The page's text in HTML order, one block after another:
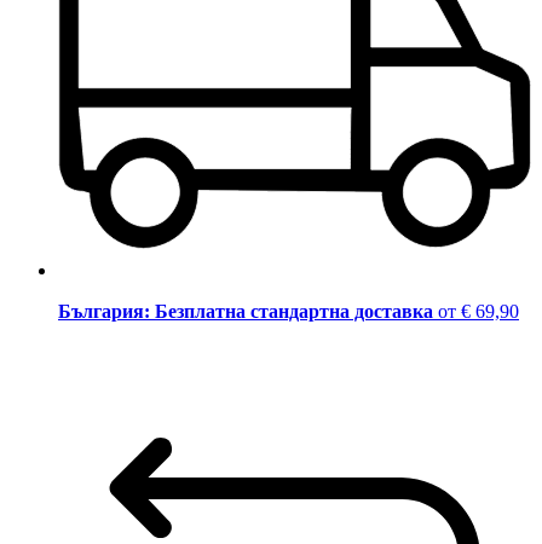
България: Безплатна стандартна доставка от € 69,90